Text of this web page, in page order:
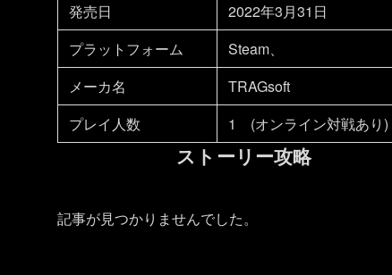
発売日
2022年3月31日
プラットフォーム
Steam、
メーカ名
TRAGsoft
プレイ人数
1 (オンライン対戦あり)
ストーリー攻略
記事が見つかりませんでした。